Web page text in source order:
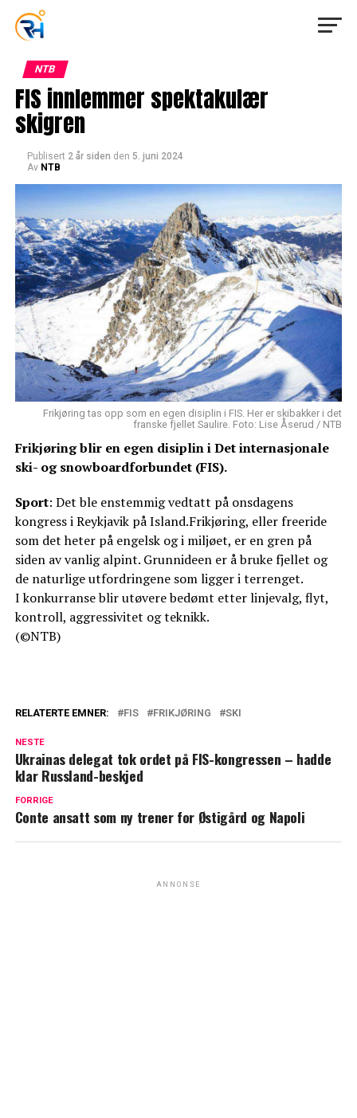
NTB
FIS innlemmer spektakulær
skigren
Publisert 2 år siden den 5. juni 2024
Av NTB
Frikjøring tas opp som en egen disiplin i FIS. Her er skibakker i det
franske fjellet Saulire. Foto: Lise Åserud / NTB
Frikjøring blir en egen disiplin i Det internasjonale
ski- og snowboardforbundet (FIS).
Sport: Det ble enstemmig vedtatt på onsdagens
kongress i Reykjavik på Island.Frikjøring, eller freeride
som det heter på engelsk og i miljøet, er en gren på
siden av vanlig alpint. Grunnideen er å bruke fjellet og
de naturlige utfordringene som ligger i terrenget.
I konkurranse blir utøvere bedømt etter linjevalg, flyt,
kontroll, aggressivitet og teknikk.
(©NTB)
RELATERTE EMNER: FIS FRIKJØRING SKI
NESTE
Ukrainas delegat tok ordet på FIS-kongressen – hadde
klar Russland-beskjed
FORRIGE
Conte ansatt som ny trener for Østigård og Napoli
ANNONSE